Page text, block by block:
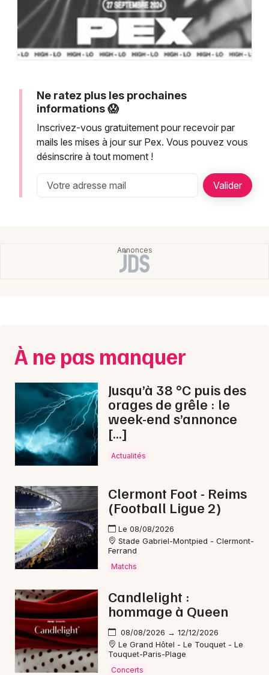
Sports
Soirées
Expos
Sorties & loisirs
Choisir mes départements
Je m'abonne
Paris
Strasbourg
Toulouse
Ne ratez plus les prochaines
informations 😱
Inscrivez-vous gratuitement pour recevoir par
mails les mises à jour sur Pex. Vous pouvez vous
désinscrire à tout moment !
À ne pas manquer
Jusqu’à 38 °C puis des
orages de grêle : le
week-end s’annonce
[…]
Actualités
Clermont Foot - Reims
(Football Ligue 2)
Le 08/08/2026
Stade Gabriel-Montpied - Clermont-
Ferrand
Matchs
Candlelight :
hommage à Queen
08/08/2026 → 12/12/2026
Le Grand Hôtel - Le Touquet - Le
Touquet-Paris-Plage
Concerts